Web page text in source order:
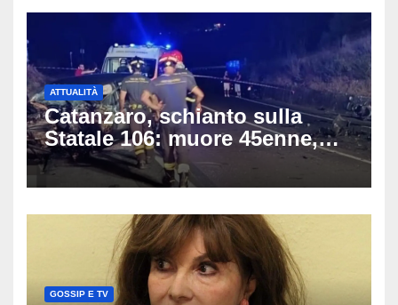
ATTUALITÀ
Catanzaro, schianto sulla
Statale 106: muore 45enne,
coinvolti un’auto, un suv e
una moto
GOSSIP E TV